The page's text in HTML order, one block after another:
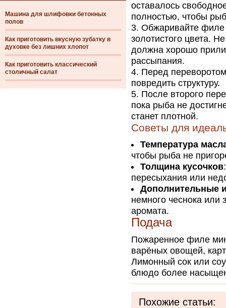
Машина для шлифовки бетонных
полов
Как приготовить вкусную зубатку в
духовке без лишних хлопот
Как приготовить классический
столичный салат
оставалось
полностью, чтобы
Обжаривайте филе
золотистого цвета.
должна хорошо
рассыпания.
Перед
повредить структуру.
После второго
пока рыба не
станет плотной.
Советы для
Температура
чтобы рыба не
Толщина кусочков
пересыхания или
Дополнительные
немного чеснока или
аромата.
Подача
Пожаренное филе
варёных овощей,
Лимонный сок или
блюдо более
Похожие статьи: